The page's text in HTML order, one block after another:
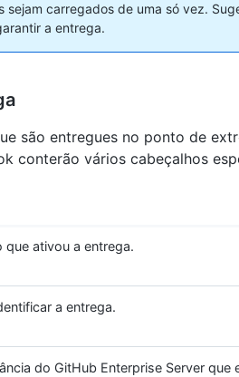
sejam carregados de uma só vez.
a entrega.
são entregues no ponto de
conterão vários cabeçalhos
que ativou a entrega.
a entrega.
do GitHub Enterprise Server que